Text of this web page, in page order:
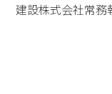
建設株式会社常務